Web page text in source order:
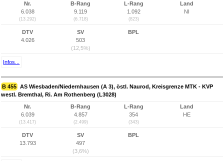
Nr.
6.038
(13.292)
B-Rang
9.119
(6.718)
L-Rang
1.092
(823)
Land
NI
DTV
4.026
SV
503
(12,5%)
BPL
Infos...
B 455 AS Wiesbaden/Niedernhausen (A 3), östl. Naurod, Kreisgrenze MTK - KVP
westl. Bremthal, Ri. Am Rothenberg (L3028)
Nr.
6.039
(13.417)
B-Rang
4.857
(2.499)
L-Rang
354
(343)
Land
HE
DTV
13.793
SV
497
(3,6%)
BPL